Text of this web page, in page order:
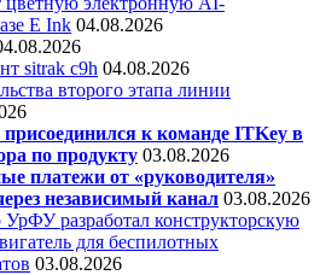
E Ink 04.08.2026
sitrak c9h 04.08.2026
второго этапа линии
к команде ITKey в
по продукту 03.08.2026
платежи от «руководителя»
независимый канал 03.08.2026
разработал конструкторскую
для беспилотных
03.08.2026